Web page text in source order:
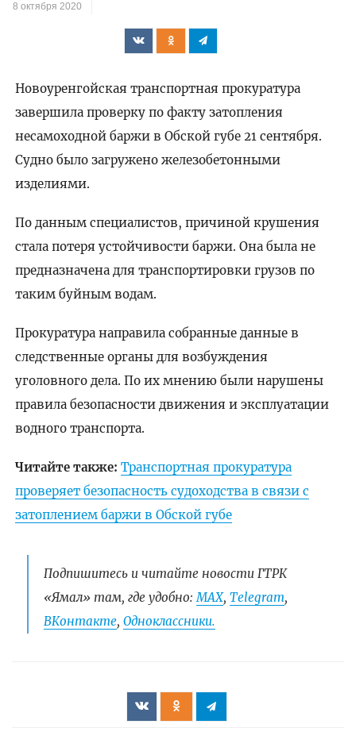
8 октября 2020
Новоуренгойская транспортная прокуратура
завершила проверку по факту затопления
несамоходной баржи в Обской губе 21 сентября.
Судно было загружено железобетонными
изделиями.
По данным специалистов, причиной крушения
стала потеря устойчивости баржи. Она была не
предназначена для транспортировки грузов по
таким буйным водам.
Прокуратура направила собранные данные в
следственные органы для возбуждения
уголовного дела. По их мнению были нарушены
правила безопасности движения и эксплуатации
водного транспорта.
Читайте также: Транспортная прокуратура
проверяет безопасность судоходства в связи с
затоплением баржи в Обской губе
Подпишитесь и читайте новости ГТРК
«Ямал» там, где удобно:МАХ, Telegram,
ВКонтакте, Одноклассники.